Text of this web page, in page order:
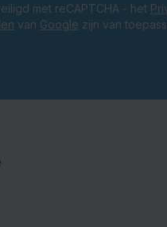
met reCAPTCHA - het
van Google zijn van